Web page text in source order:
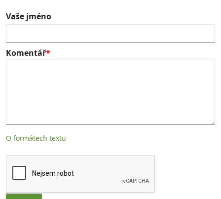
Vaše jméno
Komentář
O formátech textu